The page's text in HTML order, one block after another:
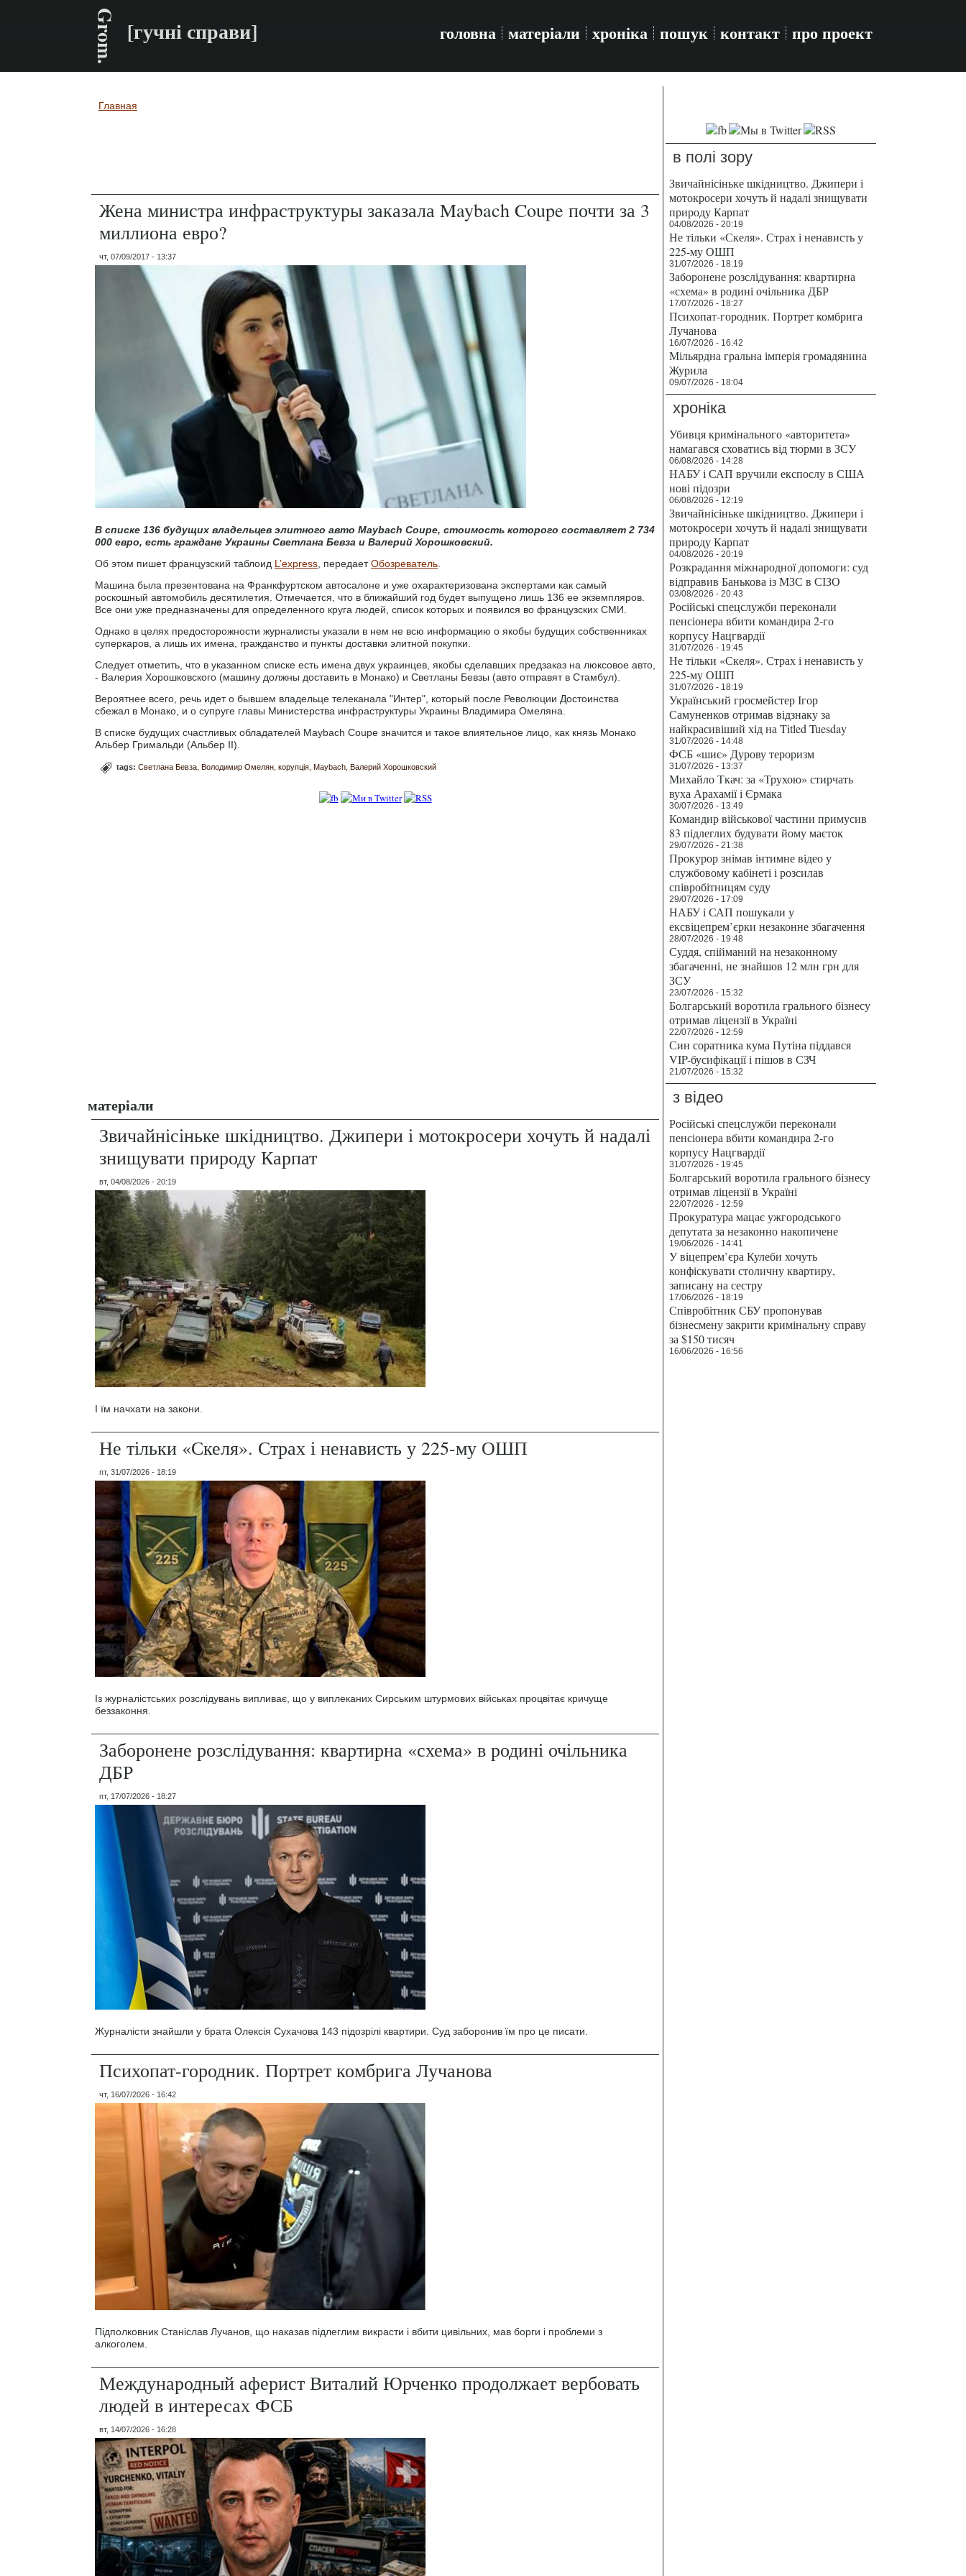
Grom. [гучні справи] головна матеріали хроніка пошук контакт про проект
Вы здесь
Главная
Жена министра инфраструктуры заказала Maybach Coupe почти за 3
миллиона евро?
чт, 07/09/2017 - 13:37
В списке 136 будущих владельцев элитного авто Maybach Coupe, стоимость которого составляет 2 734
000 евро, есть граждане Украины Светлана Бевза и Валерий Хорошковский.
Об этом пишет французский таблоид L’express , передаетОбозреватель
Машина была презентована на Франкфуртском автосалоне и уже охарактеризована экспертами как самый
роскошный автомобиль десятилетия. Отмечается, что в ближайший год будет выпущено лишь 136 ее экземпляров.
Все они уже предназначены для определенного круга людей, список которых и появился во французских СМИ.
Однако в целях предосторожности журналисты указали в нем не всю информацию о якобы будущих собственниках
суперкаров, а лишь их имена, гражданство и пункты доставки элитной покупки.
Следует отметить, что в указанном списке есть имена двух украинцев, якобы сделавших предзаказ на люксовое авто,
- Валерия Хорошковского (машину должны доставить в Монако) и Светланы Бевзы (авто отправят в Стамбул).
Вероятнее всего, речь идет о бывшем владельце телеканала "Интер", который после Революции Достоинства
сбежал в Монако, и о супруге главы Министерства инфраструктуры Украины Владимира Омеляна.
В списке будущих счастливых обладателей Maybach Coupe значится и такое влиятельное лицо, как князь Монако
Альбер Гримальди (Альбер ІІ).
tags: Светлана Бевза Володимир Омелян корупція Maybach Валерий Хорошковский
матеріали
Звичайнісіньке шкідництво. Джипери і мотокросери хочуть й надалі
знищувати природу Карпат
вт, 04/08/2026 - 20:19
І їм начхати на закони.
Не тільки «Скеля». Страх і ненависть у 225-му ОШП
пт, 31/07/2026 - 18:19
Із журналістських розслідувань випливає, що у виплеканих Сирським штурмових військах процвітає кричуще
беззаконня.
Заборонене розслідування: квартирна «схема» в родині очільника
ДБР
пт, 17/07/2026 - 18:27
Журналісти знайшли у брата Олексія Сухачова 143 підозрілі квартири. Суд заборонив їм про це писати.
Психопат-городник. Портрет комбрига Лучанова
чт, 16/07/2026 - 16:42
Підполковник Станіслав Лучанов, що наказав підлеглим викрасти і вбити цивільних, мав борги і проблеми з
алкоголем.
Международный аферист Виталий Юрченко продолжает вербовать
людей в интересах ФСБ
вт, 14/07/2026 - 16:28
в полі зору
Звичайнісіньке шкідництво. Джипери і
мотокросери хочуть й надалі знищувати
природу Карпат
04/08/2026 - 20:19
Не тільки «Скеля». Страх і ненависть у
225-му ОШП
31/07/2026 - 18:19
Заборонене розслідування: квартирна
«схема» в родині очільника ДБР
17/07/2026 - 18:27
Психопат-городник. Портрет комбрига
Лучанова
16/07/2026 - 16:42
Мільярдна гральна імперія громадянина
Журила
09/07/2026 - 18:04
хроніка
Убивця кримінального «авторитета»
намагався сховатись від тюрми в ЗСУ
06/08/2026 - 14:28
НАБУ і САП вручили експослу в США
нові підозри
06/08/2026 - 12:19
Звичайнісіньке шкідництво. Джипери і
мотокросери хочуть й надалі знищувати
природу Карпат
04/08/2026 - 20:19
Розкрадання міжнародної допомоги: суд
відправив Банькова із МЗС в СІЗО
03/08/2026 - 20:43
Російські спецслужби переконали
пенсіонера вбити командира 2-го
корпусу Нацгвардії
31/07/2026 - 19:45
Не тільки «Скеля». Страх і ненависть у
225-му ОШП
31/07/2026 - 18:19
Український гросмейстер Ігор
Самуненков отримав відзнаку за
найкрасивіший хід на Titled Tuesday
31/07/2026 - 14:48
ФСБ «шиє» Дурову тероризм
31/07/2026 - 13:37
Михайло Ткач: за «Трухою» стирчать
вуха Арахамії і Єрмака
30/07/2026 - 13:49
Командир військової частини примусив
83 підлеглих будувати йому маєток
29/07/2026 - 21:38
Прокурор знімав інтимне відео у
службовому кабінеті і розсилав
співробітницям суду
29/07/2026 - 17:09
НАБУ і САП пошукали у
ексвіцепрем’єрки незаконне збагачення
28/07/2026 - 19:48
Суддя, спійманий на незаконному
збагаченні, не знайшов 12 млн грн для
ЗСУ
23/07/2026 - 15:32
Болгарський воротила грального бізнесу
отримав ліцензії в Україні
22/07/2026 - 12:59
Син соратника кума Путіна піддався
VIP-бусифікації і пішов в СЗЧ
21/07/2026 - 15:32
з відео
Російські спецслужби переконали
пенсіонера вбити командира 2-го
корпусу Нацгвардії
31/07/2026 - 19:45
Болгарський воротила грального бізнесу
отримав ліцензії в Україні
22/07/2026 - 12:59
Прокуратура мацає ужгородського
депутата за незаконно накопичене
19/06/2026 - 14:41
У віцепрем’єра Кулеби хочуть
конфіскувати столичну квартиру,
записану на сестру
17/06/2026 - 18:19
Співробітник СБУ пропонував
бізнесмену закрити кримінальну справу
за $150 тисяч
16/06/2026 - 16:56